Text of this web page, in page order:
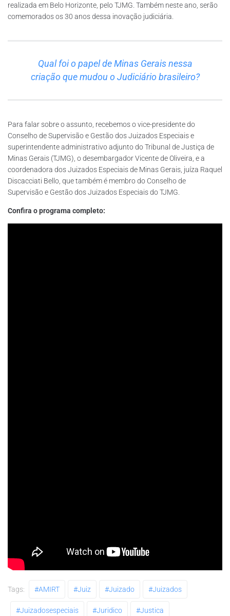
realizada em Belo Horizonte, pelo TJMG. Também neste ano, serão
comemorados os 30 anos dessa inovação judiciária.
Qual foi o papel de Minas Gerais nessa
criação que mudou o Judiciário brasileiro?
Para falar sobre o assunto, recebemos o vice-presidente do
Conselho de Supervisão e Gestão dos Juizados Especiais e
superintendente administrativo adjunto do Tribunal de Justiça de
Minas Gerais (TJMG), o desembargador Vicente de Oliveira, e a
coordenadora dos Juizados Especiais de Minas Gerais, juíza Raquel
Discacciati Bello, que também é membro do Conselho de
Supervisão e Gestão dos Juizados Especiais do TJMG.
Confira o programa completo:
Tags: #AMIRT #juiz #juizado #juizados
#juizadosespeciais #juridico #justica